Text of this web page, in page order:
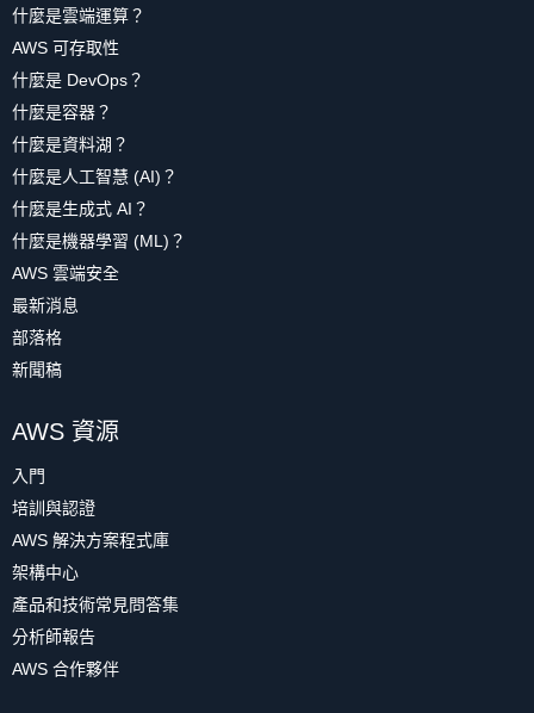
什麼是雲端運算？
AWS 可存取性
什麼是 DevOps？
什麼是容器？
什麼是資料湖？
什麼是人工智慧 (AI)？
什麼是生成式 AI？
什麼是機器學習 (ML)？
AWS 雲端安全
最新消息
部落格
新聞稿
AWS 資源
入門
培訓與認證
AWS 解決方案程式庫
架構中心
產品和技術常見問答集
分析師報告
AWS 合作夥伴